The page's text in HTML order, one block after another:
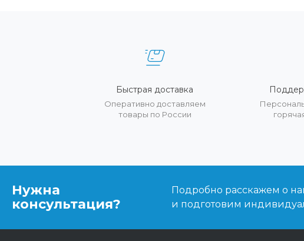
Быстрая доставка
Оперативно доставляем
товары по России
Нужна
консультация?
Подробно расскажем о
и подготовим